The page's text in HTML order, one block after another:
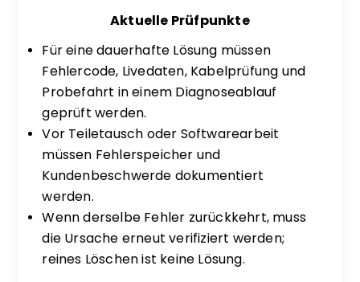
Aktuelle Prüfpunkte
Für eine dauerhafte Lösung müssen
Fehlercode, Livedaten, Kabelprüfung und
Probefahrt in einem Diagnoseablauf
geprüft werden.
Vor Teiletausch oder Softwarearbeit
müssen Fehlerspeicher und
Kundenbeschwerde dokumentiert
werden.
Wenn derselbe Fehler zurückkehrt, muss
die Ursache erneut verifiziert werden;
reines Löschen ist keine Lösung.